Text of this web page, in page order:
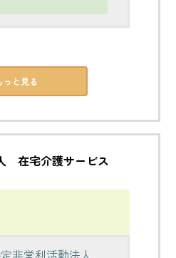
っと見る
在宅介護サービス